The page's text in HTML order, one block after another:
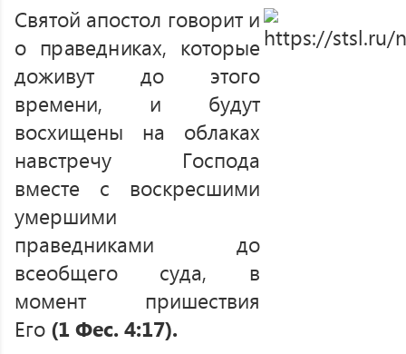
Святой апостол говорит и
о праведниках, которые
доживут до этого
времени, и будут
восхищены на облаках
навстречу Господа
вместе с воскресшими
умершими
праведниками до
всеобщего суда, в
момент пришествия
Его (1 Фес. 4:17).